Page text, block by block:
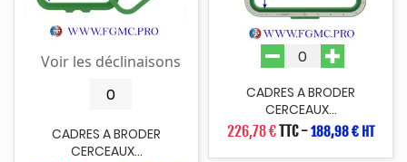
Voir les déclinaisons
CADRES A BRODER
CERCEAUX...
CADRES A BRODER
CERCEAUX...
226,78 €TTC-188,98 € HT